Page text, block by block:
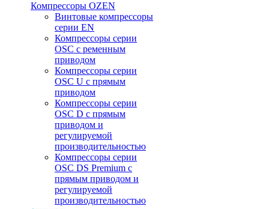
Компрессоры OZEN
Винтовые компрессоры
серии EN
Компрессоры серии
OSC с ременным
приводом
Компрессоры серии
OSC U с прямым
приводом
Компрессоры серии
OSC D с прямым
приводом и
регулируемой
производительностью
Компрессоры серии
OSC DS Premium с
прямым приводом и
регулируемой
производительностью